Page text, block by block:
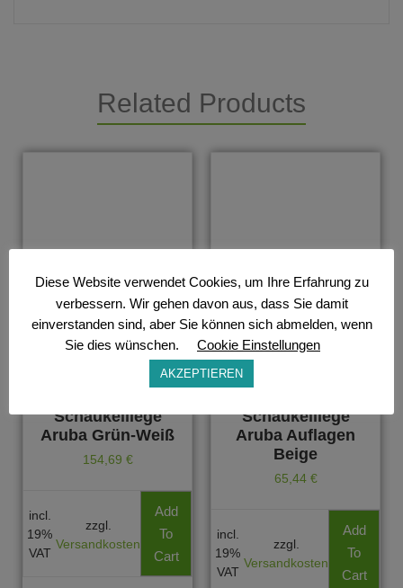
Related Products
Schaukelliege
Aruba Grün-Weiß
154,69 €
incl.
19%
VAT
zzgl.
Versandkosten
Add
To
Cart
Schaukelliege
Aruba Auflagen
Beige
65,44 €
incl.
19%
VAT
zzgl.
Versandkosten
Add
To
Cart
Diese Website verwendet Cookies, um Ihre Erfahrung zu
verbessern. Wir gehen davon aus, dass Sie damit
einverstanden sind, aber Sie können sich abmelden, wenn
Sie dies wünschen.
Cookie Einstellungen
AKZEPTIEREN